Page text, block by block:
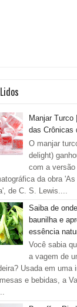
Manjar Turco
das Crônicas
O manjar
delight)
com a versão
da obra
de C. S. Lewis....
Saiba de
baunilha e
essência
Você sabia
a vagem de
Usada em uma
e bebidas, a